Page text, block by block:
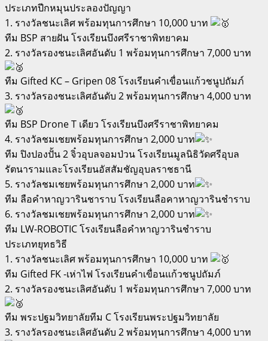
ประเภทปีกหมุนประลองปัญญา
1. รางวัลชนะเลิศ พร้อมทุนการศึกษา 10,000 บาท
ทีม BSP สายฝัน โรงเรียนบึงศรีราชาพิทยาคม
2. รางวัลรองชนะเลิศอันดับ 1 พร้อมทุนการศึกษา 7,000 บาท
ทีม Gifted KC – Gripen 08 โรงเรียนคำเขื่อนแก้วชนูปถัมภ์
3. รางวัลรองชนะเลิศอันดับ 2 พร้อมทุนการศึกษา 4,000 บาท
ทีม BSP Drone T เดียว โรงเรียนบึงศรีราชาพิทยาคม
4. รางวัลชมเชยพร้อมทุนการศึกษา 2,000 บาท
ทีม ปิงปองปั้น 2 จิ๋วอุบลจอมป่วน โรงเรียนมูลนิธิวัดศรีอุบล
รัตนารามและโรงเรียนอัสสัมชัญอุบลราชธานี
5. รางวัลชมเชยพร้อมทุนการศึกษา 2,000 บาท
ทีม ลือคำหาญวารินชาราบ โรงเรียนลือคาหาญวารินชำราบ
6. รางวัลชมเชยพร้อมทุนการศึกษา 2,000 บาท
ทีม LW-ROBOTIC โรงเรียนลือคำหาญวารินชำราบ
ประเภทยุทธวิธี
1. รางวัลชนะเลิศ พร้อมทุนการศึกษา 10,000 บาท
ทีม Gifted FK -เห่าไฟ โรงเรียนคำเขื่อนแก้วชนูปถัมภ์
2. รางวัลรองชนะเลิศอันดับ 1 พร้อมทุนการศึกษา 7,000 บาท
ทีม พระปฐมวิทยาลัยทีม C โรงเรียนพระปฐมวิทยาลัย
3. รางวัลรองชนะเลิศอันดับ 2 พร้อมทุนการศึกษา 4,000 บาท